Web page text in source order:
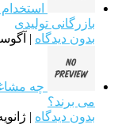
بازرگانی تولیدی
بدون دیدگاه | آگوست
چه
می برند؟
بدون دیدگاه | ژانویه 4,